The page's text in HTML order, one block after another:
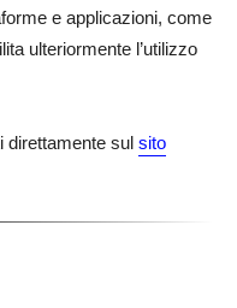
e applicazioni, come
ulteriormente l’utilizzo
direttamente sul sito